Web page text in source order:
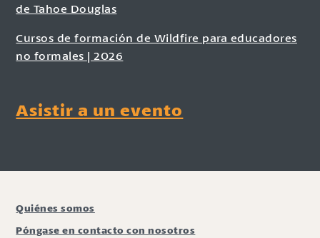
de Tahoe Douglas
Cursos de formación de Wildfire para educadores
no formales | 2026
Asistir a un evento
Quiénes somos
Póngase en contacto con nosotros